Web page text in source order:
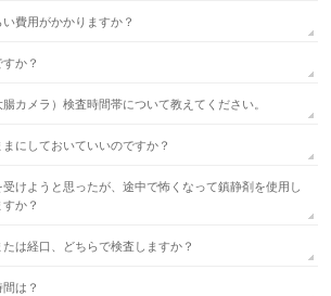
費用がかかりますか？
か？
カメラ）検査時間帯について教えてください。
にしておいていいのですか？
けようと思ったが、途中で怖くなって鎮静剤を使用し
か？
は経口、どちらで検査しますか？
は？